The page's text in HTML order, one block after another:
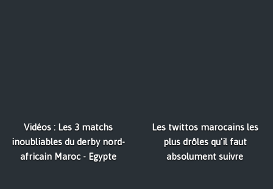
Vidéos : Les 3 matchs
inoubliables du derby nord-
africain Maroc - Egypte
Les twittos marocains les
plus drôles qu'il faut
absolument suivre